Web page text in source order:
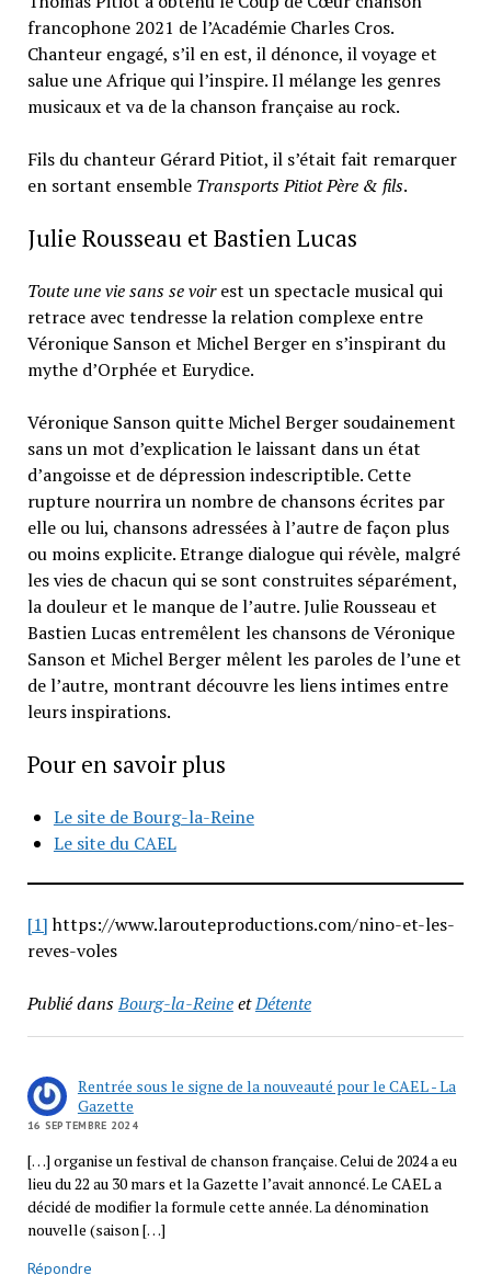
francophone 2021 de l’Académie Charles Cros.
Chanteur engagé, s’il en est, il dénonce, il voyage et
salue une Afrique qui l’inspire. Il mélange les genres
musicaux et va de la chanson française au rock.
Fils du chanteur Gérard Pitiot, il s’était fait remarquer
en sortant ensemble Transports Pitiot Père & fils.
Julie Rousseau et Bastien Lucas
Toute une vie sans se voirest un spectacle musical qui
retrace avec tendresse la relation complexe entre
Véronique Sanson et Michel Berger en s’inspirant du
mythe d’Orphée et Eurydice.
Véronique Sanson quitte Michel Berger soudainement
sans un mot d’explication le laissant dans un état
d’angoisse et de dépression indescriptible. Cette
rupture nourrira un nombre de chansons écrites par
elle ou lui, chansons adressées à l’autre de façon plus
ou moins explicite. Etrange dialogue qui révèle, malgré
les vies de chacun qui se sont construites séparément,
la douleur et le manque de l’autre. Julie Rousseau et
Bastien Lucas entremêlent les chansons de Véronique
Sanson et Michel Berger mêlent les paroles de l’une et
de l’autre, montrant découvre les liens intimes entre
leurs inspirations.
Pour en savoir plus
Le site de Bourg-la-Reine
Le site du CAEL
[1]https://www.larouteproductions.com/nino-et-les-
reves-voles
Publié dansBourg-la-ReineetDétente
Rentrée sous le signe de la nouveauté pour le CAEL - La
Gazette
16 SEPTEMBRE 2024
[…] organise un festival de chanson française. Celui de 2024 a eu
lieu du 22 au 30 mars et la Gazette l’avait annoncé. Le CAEL a
décidé de modifier la formule cette année. La dénomination
nouvelle (saison […]
Répondre